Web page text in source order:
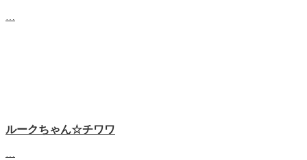
ルークちゃん☆チワワ